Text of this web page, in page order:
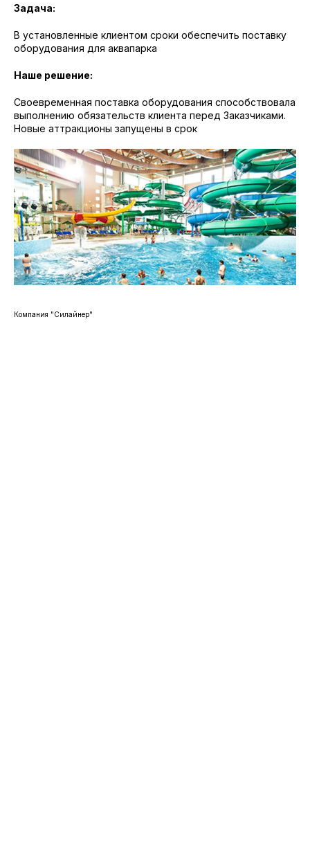
Задача:
В установленные клиентом сроки обеспечить поставку
оборудования для аквапарка
Наше решение:
Своевременная поставка оборудования способствовала
выполнению обязательств клиента перед Заказчиками.
Новые аттракционы запущены в срок
Компания "Силайнер"